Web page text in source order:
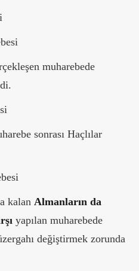
muharebede
sonrası Haçlılar
kalan Almanların da
yapılan muharebede
değiştirmek zorunda